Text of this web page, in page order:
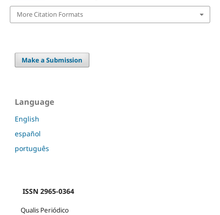
More Citation Formats
Make a Submission
Language
English
español
português
ISSN 2965-0364
Qualis Periódico